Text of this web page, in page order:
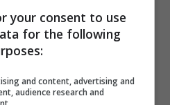
your consent to use
for the following
and content, advertising and
audience research and